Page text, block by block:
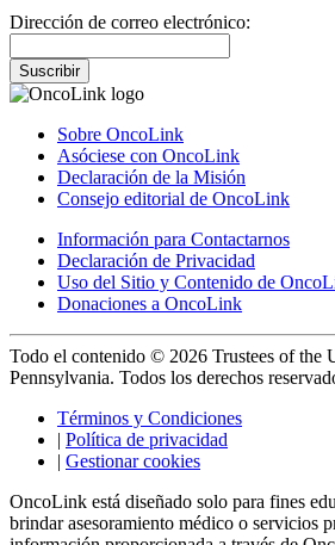
Dirección de correo electrónico:
Suscribir
Sobre OncoLink
Asóciese con OncoLink
Declaración de la Misión
Consejo editorial de OncoLink
Información para Contactarnos
Declaración de Privacidad
Uso del Sitio y Contenido de
Donaciones a OncoLink
Todo el contenido © 2026 Trustees of the
Pennsylvania. Todos los derechos
Términos y Condiciones
| Política de privacidad
| Gestionar cookies
OncoLink está diseñado solo para fines
brindar asesoramiento médico o servicios